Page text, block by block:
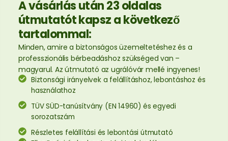
A vásárlás után 23 oldalas
útmutatót kapsz a következő
tartalommal:
Minden, amire a biztonságos üzemeltetéshez és a
professzionális bérbeadáshoz szükséged van –
magyarul. Az útmutató az ugrálóvár mellé ingyenes!
Biztonsági irányelvek a felállításhoz, lebontáshoz és
használathoz
TÜV SÜD-tanúsítvány (EN 14960) és egyedi
sorozatszám
Részletes felállítási és lebontási útmutató